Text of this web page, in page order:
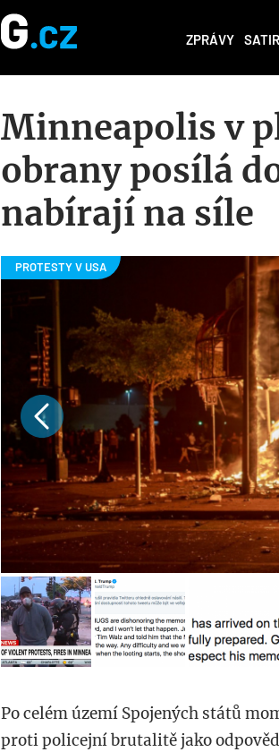
ZPRÁVY
Minneapolis v
obrany posílá
nabírají na síle
Po celém území Spojených států
proti policejní brutalitě jako